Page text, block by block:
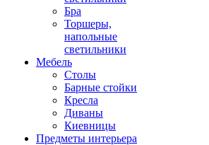
Бра
Торшеры,
напольные
светильники
Мебель
Столы
Барные стойки
Кресла
Диваны
Киевницы
Предметы интерьера